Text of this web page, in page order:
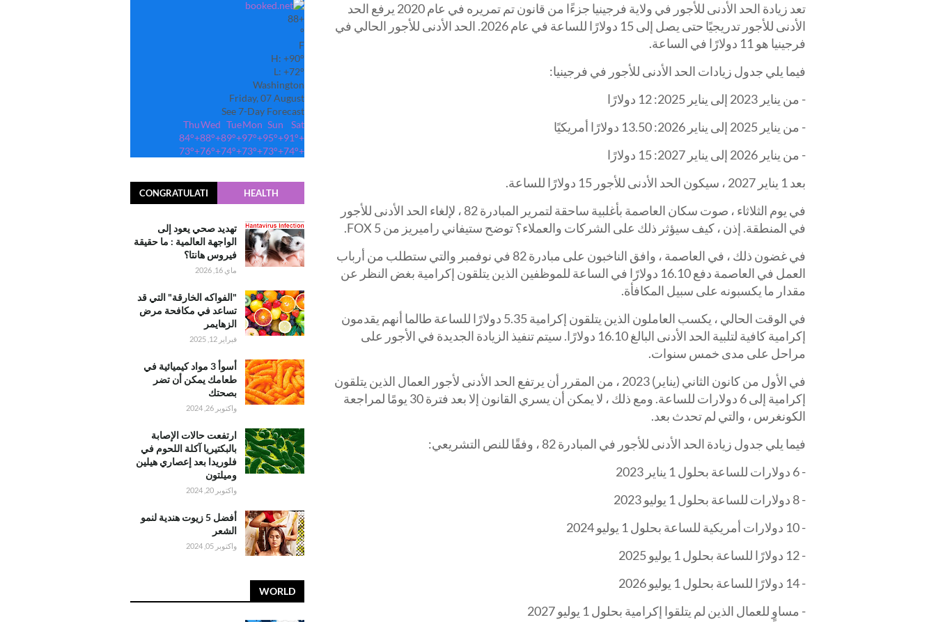
تعد زيادة الحد الأدنى للأجور في ولاية فرجينيا جزءًا من قانون تم تمريره في عام 2020 يرفع الحد
الأدنى للأجور تدريجيًا حتى يصل إلى 15 دولارًا للساعة في عام 2026. الحد الأدنى للأجور الحالي في
فرجينيا هو 11 دولارًا في الساعة.
فيما يلي جدول زيادات الحد الأدنى للأجور في فرجينيا:
- من يناير 2023 إلى يناير 2025: 12 دولارًا
- من يناير 2025 إلى يناير 2026: 13.50 دولارًا أمريكيًا
- من يناير 2026 إلى يناير 2027: 15 دولارًا
بعد 1 يناير 2027 ، سيكون الحد الأدنى للأجور 15 دولارًا للساعة.
في يوم الثلاثاء ، صوت سكان العاصمة بأغلبية ساحقة لتمرير المبادرة 82 ، لإلغاء الحد الأدنى للأجور
في المنطقة. إذن ، كيف سيؤثر ذلك على الشركات والعملاء؟ توضح ستيفاني راميريز من FOX 5.
في غضون ذلك ، في العاصمة ، وافق الناخبون على مبادرة 82 في نوفمبر والتي ستطلب من أرباب
العمل في العاصمة دفع 16.10 دولارًا في الساعة للموظفين الذين يتلقون إكرامية بغض النظر عن
مقدار ما يكسبونه على سبيل المكافأة.
في الوقت الحالي ، يكسب العاملون الذين يتلقون إكرامية 5.35 دولارًا للساعة طالما أنهم يقدمون
إكرامية كافية لتلبية الحد الأدنى البالغ 16.10 دولارًا. سيتم تنفيذ الزيادة الجديدة في الأجور على
مراحل على مدى خمس سنوات.
في الأول من كانون الثاني (يناير) 2023 ، من المقرر أن يرتفع الحد الأدنى لأجور العمال الذين يتلقون
إكرامية إلى 6 دولارات للساعة. ومع ذلك ، لا يمكن أن يسري القانون إلا بعد فترة 30 يومًا لمراجعة
الكونغرس ، والتي لم تحدث بعد.
فيما يلي جدول زيادة الحد الأدنى للأجور في المبادرة 82 ، وفقًا للنص التشريعي:
- 6 دولارات للساعة بحلول 1 يناير 2023
- 8 دولارات للساعة بحلول 1 يوليو 2023
- 10 دولارات أمريكية للساعة بحلول 1 يوليو 2024
- 12 دولارًا للساعة بحلول 1 يوليو 2025
- 14 دولارًا للساعة بحلول 1 يوليو 2026
- مساوٍ للعمال الذين لم يتلقوا إكرامية بحلول 1 يوليو 2027
+
88
°
F
H: +90°
L: +72°
Washington
Friday, 07 August
See 7-Day Forecast
Sat
Sun
Mon
Tue
Wed
Thu
+
91°
+
95°
+
97°
+
89°
+
88°
+
84°
+
74°
+
73°
+
73°
+
74°
+
76°
+
73°
HEALTH
CONGRATULATI
تهديد صحي يعود إلى
الواجهة العالمية : ما حقيقة
فيروس هانتا؟
ماي 16, 2026
"الفواكه الخارقة" التي قد
تساعد في مكافحة مرض
الزهايمر
فبراير 12, 2025
أسوأ 3 مواد كيميائية في
طعامك يمكن أن تضر
بصحتك
واكتوبر 26, 2024
ارتفعت حالات الإصابة
بالبكتيريا آكلة اللحوم في
فلوريدا بعد إعصاري هيلين
وميلتون
واكتوبر 20, 2024
أفضل 5 زيوت هندية لنمو
الشعر
واكتوبر 05, 2024
WORLD